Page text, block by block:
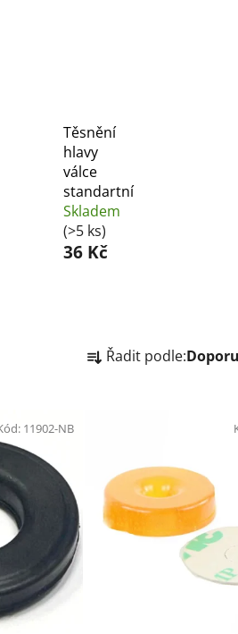
Těsnění
hlavy
válce
standartní
Skladem
(>5 ks)
36 Kč
a Řadit podle:
11902-NB